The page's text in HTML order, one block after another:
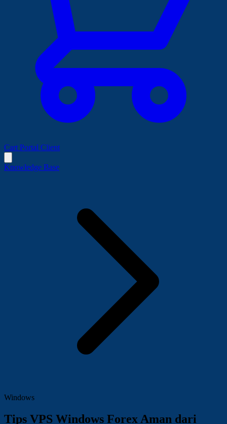
Cart Portal Client
Knowledge Base
Windows
Tips VPS Windows Forex Aman dari